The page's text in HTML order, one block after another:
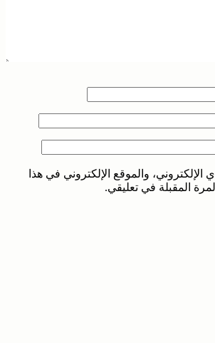
والموقع الإلكتروني في هذا
المقبلة في تعليقي.